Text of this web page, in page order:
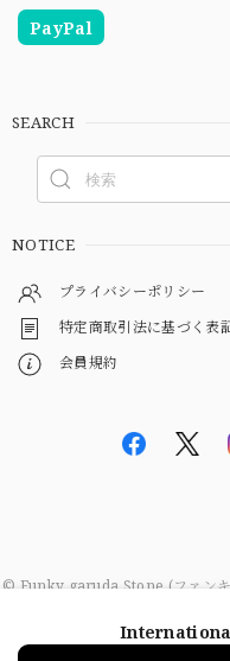
PayPal
SEARCH
NOTICE
プライバシーポリシー
特定商取引法に基づく表
会員規約
© Funky garuda Stone (ファンキ